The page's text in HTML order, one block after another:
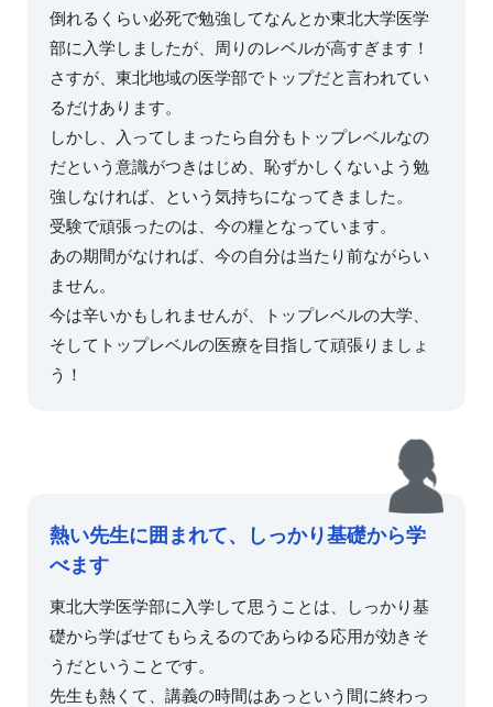
倒れるくらい必死で勉強してなんとか東北大学医学
部に入学しましたが、周りのレベルが高すぎます！
さすが、東北地域の医学部でトップだと言われてい
るだけあります。
しかし、入ってしまったら自分もトップレベルなの
だという意識がつきはじめ、恥ずかしくないよう勉
強しなければ、という気持ちになってきました。
受験で頑張ったのは、今の糧となっています。
あの期間がなければ、今の自分は当たり前ながらい
ません。
今は辛いかもしれませんが、トップレベルの大学、
そしてトップレベルの医療を目指して頑張りましょ
う！
熱い先生に囲まれて、しっかり基礎から学
べます
東北大学医学部に入学して思うことは、しっかり基
礎から学ばせてもらえるのであらゆる応用が効きそ
うだということです。
先生も熱くて、講義の時間はあっという間に終わっ